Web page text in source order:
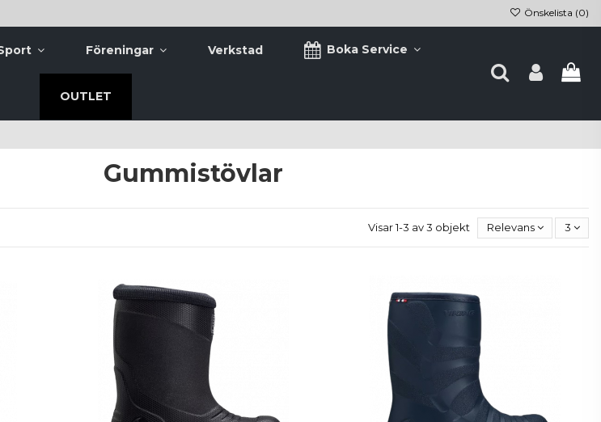
Önskelista (0)
Föreningar Verkstad Boka Service
OUTLET
Gummistövlar
Visar 1-3 av 3 objekt Relevans 3